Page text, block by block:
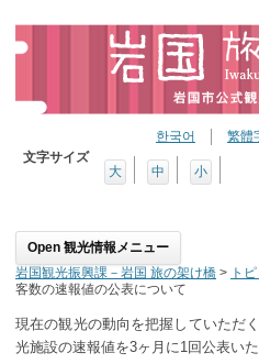
繁體
한국어
文字サイズ
小
中
大
岩国観光振興課－岩国 旅の架け橋 > ト
客数の速報値の公表について
現在の観光の動向を把握していただ
光施設の速報値を3ヶ月に1回公表いた